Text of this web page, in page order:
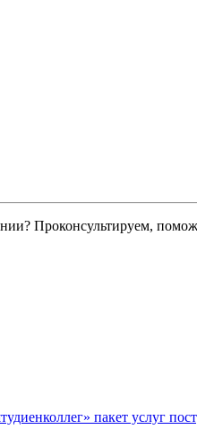
Проконсультируем,